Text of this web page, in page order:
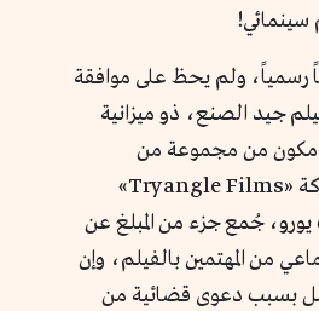
سينمائي!
ولم يحظ على موافقة
جيد الصنع، ذو ميزانية
من مجموعة من
الأصدقاء، أنتجته شركة «Tryangle Films»
تقدر بـ15 ألف يورو، جُمع جزء من المبلغ عن
من المهتمين بالفيلم، وإن
بسبب دعوى قضائية من